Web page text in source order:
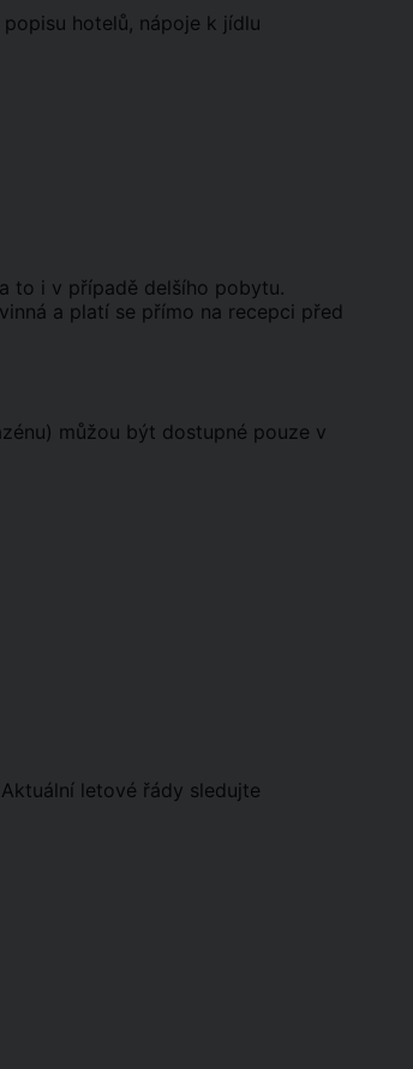
hotelů, nápoje k jídlu
to i v případě delšího pobytu.
a platí se přímo na recepci před
můžou být dostupné pouze v
letové řády sledujte